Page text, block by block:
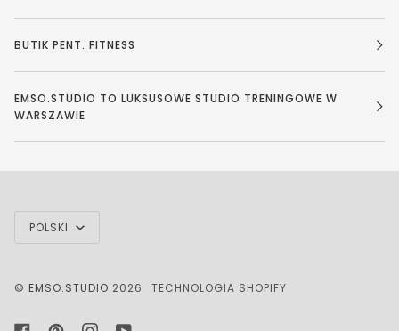
BUTIK PENT. FITNESS
EMSO.STUDIO TO LUKSUSOWE STUDIO TRENINGOWE W
WARSZAWIE
JĘZYK
POLSKI
© EMSO.STUDIO 2026 TECHNOLOGIA SHOPIFY